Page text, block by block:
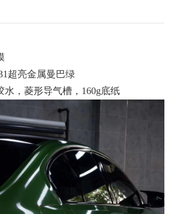
超亮金属曼巴绿
水，菱形导气槽，160g底纸